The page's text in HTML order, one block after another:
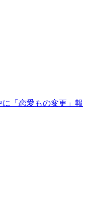
「恋愛もの変更」報